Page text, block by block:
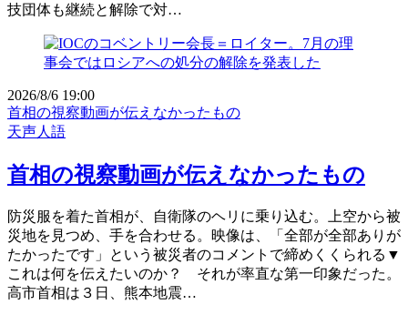
技団体も継続と解除で対…
2026/8/6 19:00
首相の視察動画が伝えなかったもの
天声人語
首相の視察動画が伝えなかったもの
防災服を着た首相が、自衛隊のヘリに乗り込む。上空から被
災地を見つめ、手を合わせる。映像は、「全部が全部ありが
たかったです」という被災者のコメントで締めくくられる▼
これは何を伝えたいのか？ それが率直な第一印象だった。
高市首相は３日、熊本地震…